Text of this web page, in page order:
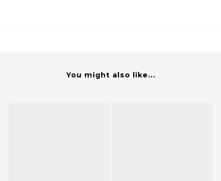
You might also like...